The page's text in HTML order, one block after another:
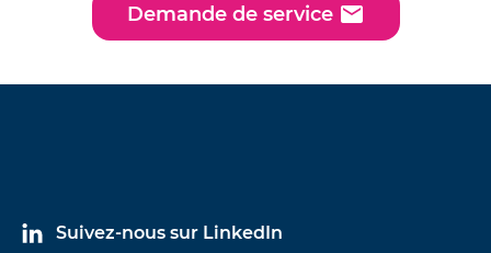
Demande de service email
Suivez-nous sur LinkedIn